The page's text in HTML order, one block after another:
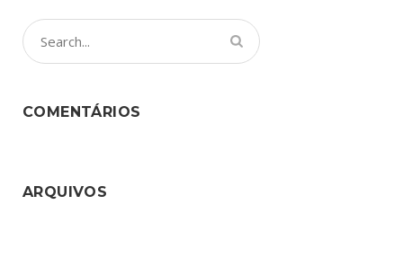
COMENTÁRIOS
ARQUIVOS